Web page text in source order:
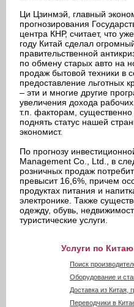
Ци Цзинмэй, главный
прогнозирования
центра КНР, считает, что
году Китай сделал
правительственной
по обмену старых авто на
продаж бытовой техники в
предоставление льготных
– эти и многие другие
увеличения дохода
т.п. факторам, существенно
поднять статус нашей
экономист.
По прогнозу
Management Co., Ltd., в
розничных продаж
превысит 16,6%, причем
продуктах питания и
электронике. Также
одежду, обувь,
туристические услуги.
Услуги по Китаю
Поиск
Оборудование и
Доставка из Китая,
Переводчики в